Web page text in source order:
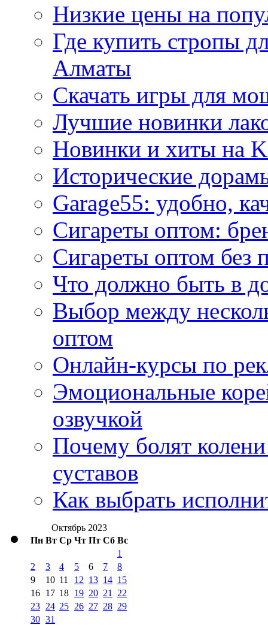
Низкие цены на
Где купить стропы
Алматы
Скачать игры для
Лучшие новинки
Новинки и хиты на
Исторические
Garage55: удобно,
Сигареты оптом:
Сигареты оптом без
Что должно быть в
Выбор между
оптом
Онлайн-курсы по
Эмоциональные
озвучкой
Почему болят
суставов
Как выбрать
Октябрь 2023
Пн Вт Ср Чт Пт Сб Вс
1
2
3 4 5 6 7
8
9
10 11 12 13 14 15
16 17 18 19 20 21
22
23 24 25 26 27 28 29
30 31